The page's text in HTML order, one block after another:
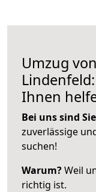
Umzug
Ihnen
Bei uns sind
zuverlässige
suchen!
Warum?Weil
richtig ist.